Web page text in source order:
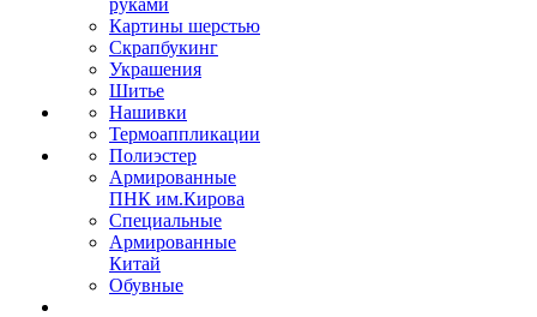
руками
Картины шерстью
Скрапбукинг
Украшения
Шитье
Нашивки
Термоаппликации
Полиэстер
Армированные
ПНК им.Кирова
Специальные
Армированные
Китай
Обувные